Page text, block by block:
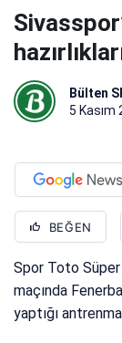
Bülten
5 Kasım
BEĞEN
Spor Toto
maçında
yaptığı